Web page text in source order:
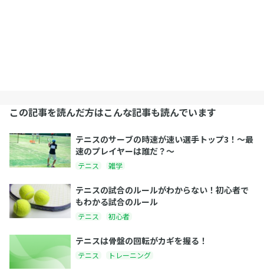
この記事を読んだ方はこんな記事も読んでいます
テニスのサーブの時速が速い選手トップ3！〜最
速のプレイヤーは誰だ？〜
テニス 雑学
テニスの試合のルールがわからない！初心者で
もわかる試合のルール
テニス 初心者
テニスは骨盤の回転がカギを握る！
テニス トレーニング